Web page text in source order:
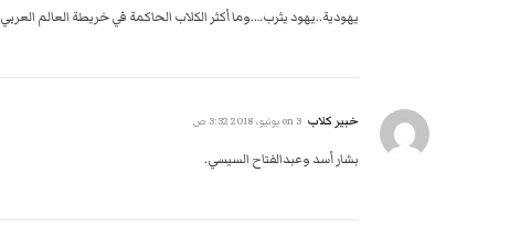
يهودية..يهود يثرب….وما أكثر الكلاب الحاكمة في خريطة العالم العربي
خبير كلاب 3 يونيو، 2018 3:32 ص
بشار أسد وعبدالفتاح السيسي.